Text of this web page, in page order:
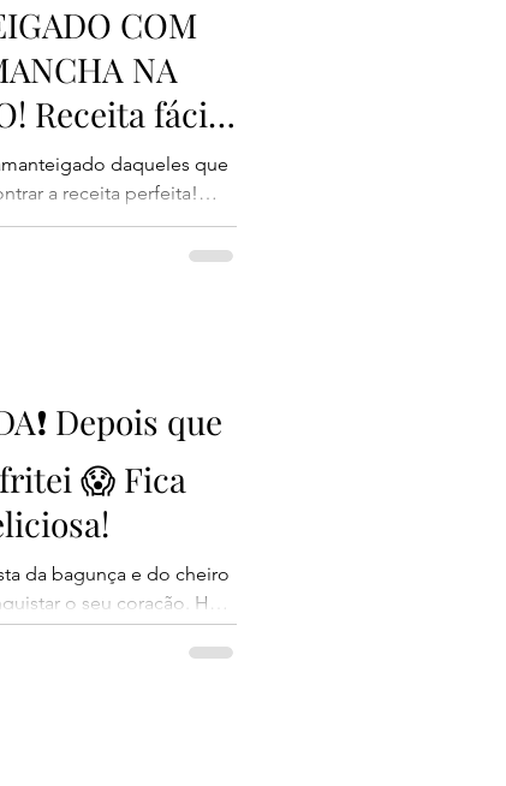
COM
NA
Receita fácil
daqueles que
a receita perfeita!
e um rendimento
pessoa logo na
mais de 50 unidades,
Depois que
😱 Fica
da bagunça e do cheiro
o seu coração. Hoje
fofinha,
com uma
uma textura